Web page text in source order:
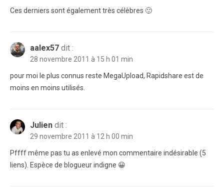
Ces derniers sont également très célèbres 🙂
aalex57 dit :
28 novembre 2011 à 15 h 01 min
pour moi le plus connus reste MegaUpload, Rapidshare est de
moins en moins utilisés.
Julien dit :
29 novembre 2011 à 12 h 00 min
Pffff même pas tu as enlevé mon commentaire indésirable (5
liens). Espèce de blogueur indigne 😀